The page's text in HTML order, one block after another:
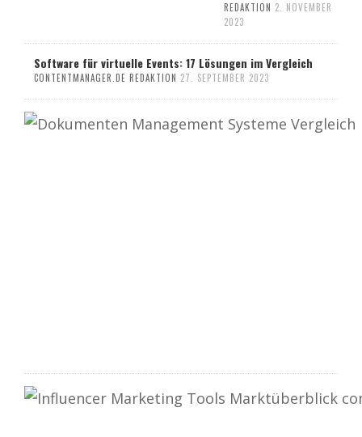
REDAKTION 2. NOVEMBER
2023
Software für virtuelle Events: 17 Lösungen im Vergleich
CONTENTMANAGER.DE REDAKTION 27. SEPTEMBER 2023